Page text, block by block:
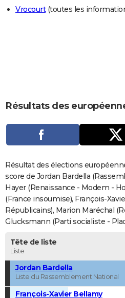
CARTE DE VOEUX
Carte de Noël
Carte Bonne année
Carte Saint-Valentin
Carte Pâques
Carte d'anniversaire
DICTIONNAIRE
Dictionnaire
Biographies
Citations
Expressions
Proverbes
PROGRAMME TV
COPAINS D'AVANT
S'inscrire
Se connecter
Lycées
Collèges
Primaires
Universités
Entreprises
Service militaire
Avis de recherche
AVIS DE DÉCÈS
FORUM
Vrocourt(toutes les
Résultats des
Résultat des élections
score de Jordan Bardella
Hayer (Renaissance - Modem -
(France insoumise), François-
Républicains), Marion Maréchal
Glucksmann (Parti socialiste -
Tête de liste
Liste
Jordan Bardella
Liste du Rassemblement National
François-Xavier Bellamy